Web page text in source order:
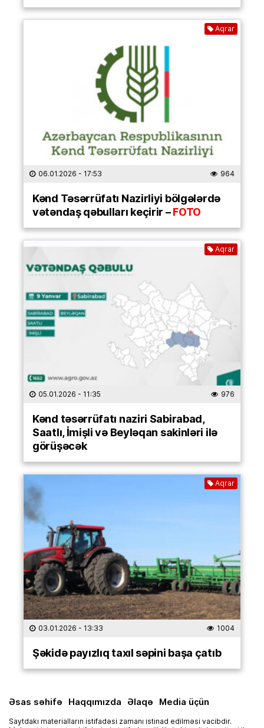
Aqrar
06.01.2026 - 17:53 964
Kənd Təsərrüfatı Nazirliyi bölgələrdə
vətəndaş qəbulları keçirir –FOTO
Aqrar
05.01.2026 - 11:35 976
Kənd təsərrüfatı naziri Sabirabad,
Saatlı, İmişli və Beyləqan sakinləri ilə
görüşəcək
Aqrar
03.01.2026 - 13:33 1004
Şəkidə payızlıq taxıl səpini başa çatıb
Əsas səhifə Haqqımızda Əlaqə Media üçün
Saytdakı materialların istifadəsi zamanı istinad edilməsi vacibdir.